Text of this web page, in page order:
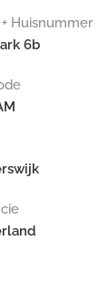
Huisnummer
6b